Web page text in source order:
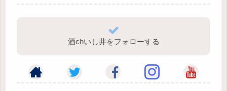
酒chいし井をフォローする